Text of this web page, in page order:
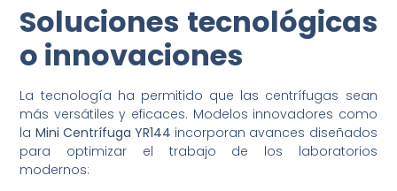
Soluciones tecnológicas
o innovaciones
La tecnología ha permitido que las centrífugas sean
más versátiles y eficaces. Modelos innovadores como
la Mini Centrífuga YR144 incorporan avances diseñados
para optimizar el trabajo de los laboratorios
modernos: